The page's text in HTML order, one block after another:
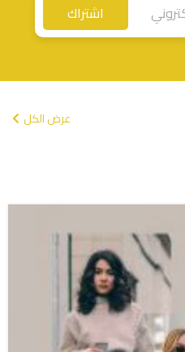
اشتراك
عرض الكل